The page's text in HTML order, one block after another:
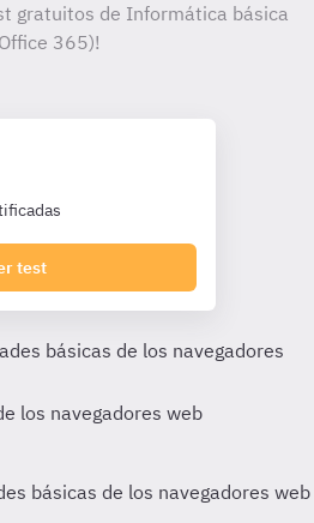
gratuitos de Informática básica
365)!
test